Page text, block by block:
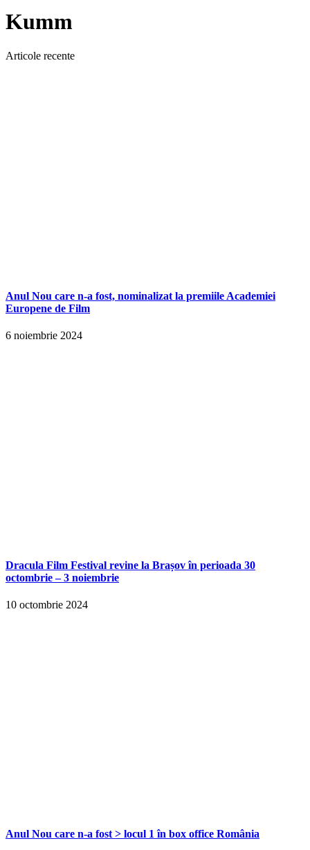
Kumm
Articole recente
Anul Nou care n-a fost, nominalizat la premiile Academiei
Europene de Film
6 noiembrie 2024
Dracula Film Festival revine la Brașov în perioada 30
octombrie – 3 noiembrie
10 octombrie 2024
Anul Nou care n-a fost > locul 1 în box office România